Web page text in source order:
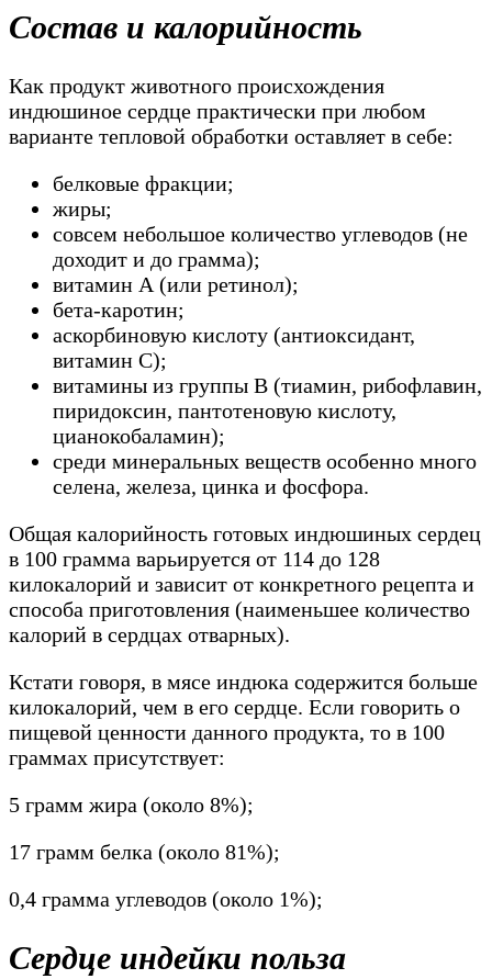
Состав и калорийность
Как продукт животного происхождения
индюшиное сердце практически при любом
варианте тепловой обработки оставляет в себе:
белковые фракции;
жиры;
совсем небольшое количество углеводов (не
доходит и до грамма);
витамин А (или ретинол);
бета-каротин;
аскорбиновую кислоту (антиоксидант,
витамин С);
витамины из группы В (тиамин, рибофлавин,
пиридоксин, пантотеновую кислоту,
цианокобаламин);
среди минеральных веществ особенно много
селена, железа, цинка и фосфора.
Общая калорийность готовых индюшиных сердец
в 100 грамма варьируется от 114 до 128
килокалорий и зависит от конкретного рецепта и
способа приготовления (наименьшее количество
калорий в сердцах отварных).
Кстати говоря, в мясе индюка содержится больше
килокалорий, чем в его сердце. Если говорить о
пищевой ценности данного продукта, то в 100
граммах присутствует:
5 грамм жира (около 8%);
17 грамм белка (около 81%);
0,4 грамма углеводов (около 1%);
Сердце индейки польза